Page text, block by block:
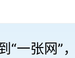
“一张网”